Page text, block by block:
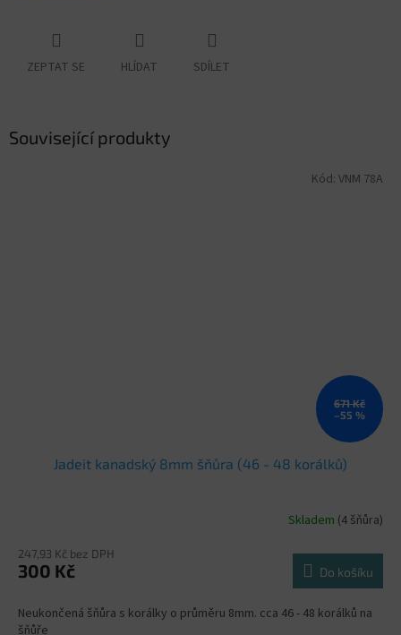
ZEPTAT SE HLÍDAT SDÍLET
Související produkty
671 Kč
–55 %
Jadeit kanadský 8mm šňůra (46 - 48 korálků)
Skladem (4 šňůra)
247,93 Kč bez DPH
300 Kč Do košíku
Neukončená šňůra s korálky o průměru 8mm. cca 46 - 48 korálků na
šňůře
Kód: VNM 78A